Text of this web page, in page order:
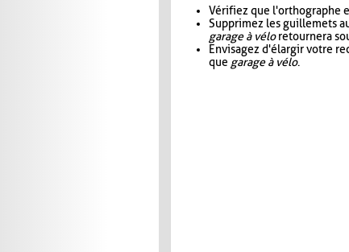
Vérifiez que l'orthographe
Supprimez les guillemets
garage à véloretournera
Envisagez d'élargir votre
que garage à vélo.